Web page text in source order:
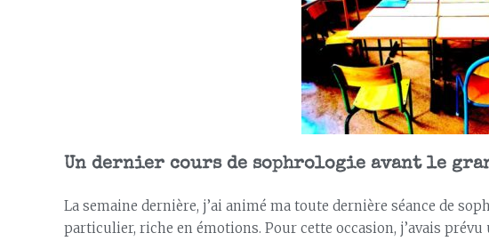
Un dernier cours de sophrologie avant le
La semaine dernière, j’ai animé ma toute dernière séance de
particulier, riche en émotions. Pour cette occasion, j’avais